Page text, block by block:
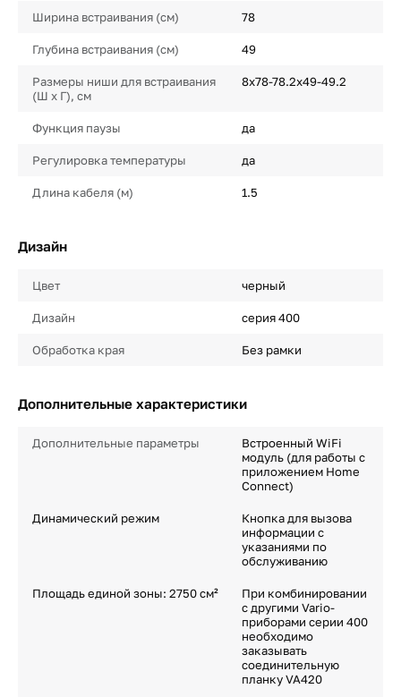
Ширина встраивания (см) 78
Глубина встраивания (см) 49
Размеры ниши для встраивания
(Ш х Г), см
8х78-78.2х49-49.2
Функция паузы да
Регулировка температуры да
Длина кабеля (м) 1.5
Дизайн
Цвет черный
Дизайн серия 400
Обработка края Без рамки
Дополнительные характеристики
Дополнительные параметры
Встроенный WiFi
модуль (для работы с
приложением Home
Connect)
Динамический режим
Кнопка для вызова
информации с
указаниями по
обслуживанию
Площадь единой зоны: 2750 см²
При комбинировании
с другими Vario-
приборами серии 400
необходимо
заказывать
соединительную
планку VA420